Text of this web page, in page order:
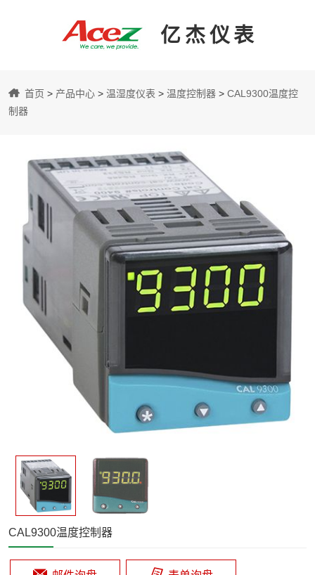
亿杰仪表
表
首页 > 产品中心 > 温湿度仪表 > 温度控制器 > CAL9300温度控
制器
CAL9300温度控制器